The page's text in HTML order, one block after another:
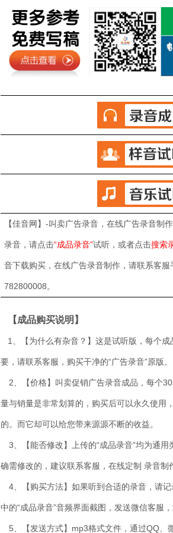
【佳音网】-叫卖广告录音，在线广告录音制
录音，请点击“成品录音”试听，或者点击搜索
音下载购买，在线广告录音制作，请联系客
782800008。
【成品购买说明】
1、【为什么有杂音？】这是试听版，每个成
要，请联系客服，购买干净的“广告录音”原版。
2、【价格】叫卖促销广告录音成品，每个
量与销量是非常划算的，购买后可以永久使用
的。而它却可以给您带来源源不断的收益。
3、【能否修改】上传的“成品录音”均为通用
确需修改的，建议联系客服，在线定制 录音制
4、【购买方法】如果听到合适的录音，请记
中的“成品录音”音频界面截图，发送微信客服
5、【发送方式】mp3格式文件，通过QQ、